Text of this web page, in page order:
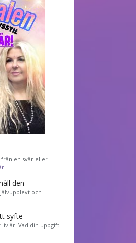
en svår eller
den
och
syfte
är. Vad din uppgift